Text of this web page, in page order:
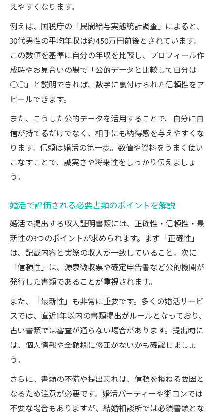
えやすくなります。
例えば、国税庁の「民間給与実態統計調査」によると、
30代男性の平均年収は約450万円前後とされています。
この数値を基準に自分の年収を比較し、プロフィール作
成時やお見合いの場で「公的データと比較して自分は
○○」と説明できれば、数字に裏付けられた信頼性をア
ピールできます。
また、こうした公的データを活用することで、自分に自
信が持てるだけでなく、相手にも納得感を与えやすくな
ります。信頼は婚活の第一歩。数値や資料をうまく使い
こなすことで、誠実さや将来性をしっかり伝えましょ
う。
婚活で評価される必要書類のポイントを解説
婚活で提出する収入証明書類には、正確性・信頼性・最
新性の3つのポイントが求められます。まず「正確性」
は、記載内容と実際の収入が一致していること。次に
「信頼性」は、源泉徴収票や確定申告書など公的機関が
発行した書類であることが重視されます。
また、「最新性」も非常に重要です。多くの婚活サービ
スでは、直近1年以内の書類提出がルールとなっており、
古い書類では審査が通らない場合があります。提出時に
は、個人情報や金額欄に修正がないかも確認しましょ
う。
さらに、書類の不備や提出忘れは、信頼を損ねる要因と
なるため注意が必要です。婚活パーティーや街コンでは
不要な場合もありますが、結婚相談所では必須書類とな